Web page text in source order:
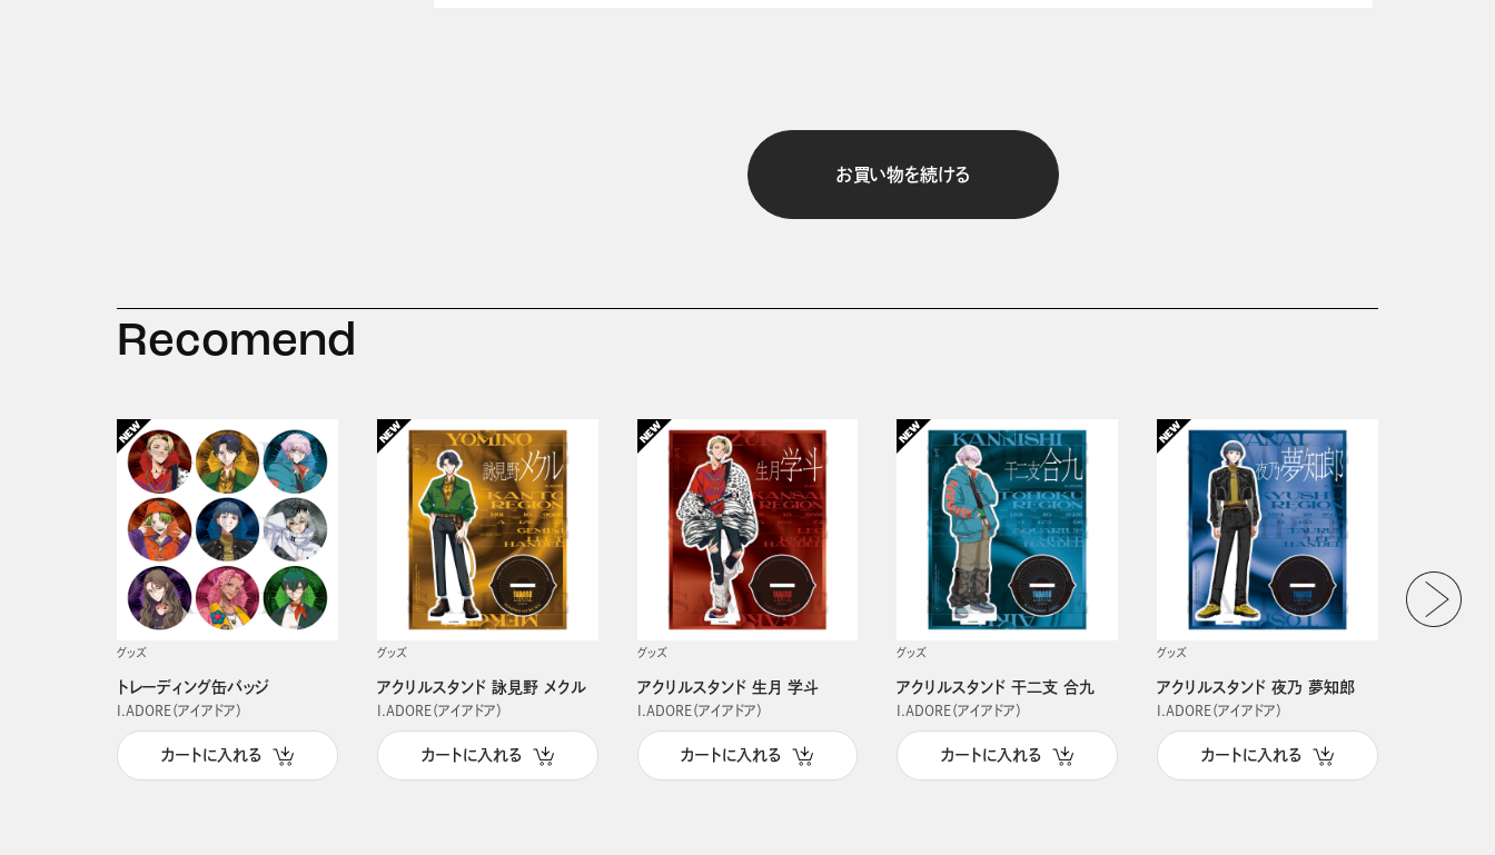
お買い物を続ける
Recomend
グッズ
トレーディング缶バッジ
I.ADORE（アイアドア）
カートに入れる
グッズ
アクリルスタンド 詠見野 メクル
I.ADORE（アイアドア）
カートに入れる
グッズ
アクリルスタンド 生月 学斗
I.ADORE（アイアドア）
カートに入れる
グッズ
アクリルスタンド 干二支 合九
I.ADORE（アイアドア）
カートに入れる
グッズ
アクリルスタンド 夜乃 夢知郎
I.ADORE（アイアドア）
カートに入れる